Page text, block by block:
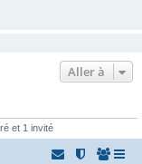
Aller à
et 1 invité